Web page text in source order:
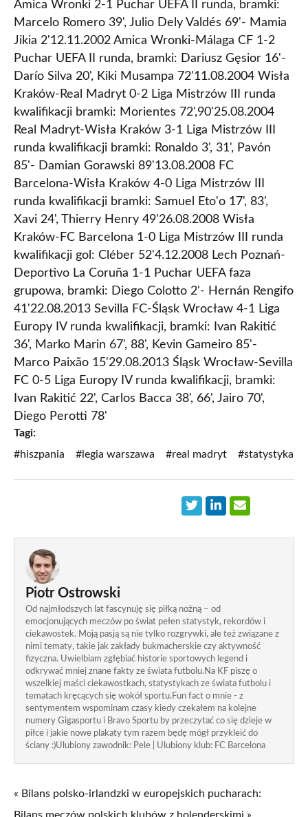
Amica Wronki 2-1 Puchar UEFA II runda, bramki:
Marcelo Romero 39', Julio Dely Valdés 69'- Mamia
Jikia 2'12.11.2002 Amica Wronki-Málaga CF 1-2
Puchar UEFA II runda, bramki: Dariusz Gęsior 16'-
Darío Silva 20', Kiki Musampa 72'11.08.2004 Wisła
Kraków-Real Madryt 0-2 Liga Mistrzów III runda
kwalifikacji bramki: Morientes 72',90'25.08.2004
Real Madryt-Wisła Kraków 3-1 Liga Mistrzów III
runda kwalifikacji bramki: Ronaldo 3', 31', Pavón
85'- Damian Gorawski 89'13.08.2008 FC
Barcelona-Wisła Kraków 4-0 Liga Mistrzów III
runda kwalifikacji bramki: Samuel Eto'o 17', 83',
Xavi 24', Thierry Henry 49'26.08.2008 Wisła
Kraków-FC Barcelona 1-0 Liga Mistrzów III runda
kwalifikacji gol: Cléber 52'4.12.2008 Lech Poznań-
Deportivo La Coruña 1-1 Puchar UEFA faza
grupowa, bramki: Diego Colotto 2'- Hernán Rengifo
41'22.08.2013 Sevilla FC-Śląsk Wrocław 4-1 Liga
Europy IV runda kwalifikacji, bramki: Ivan Rakitić
36', Marko Marin 67', 88', Kevin Gameiro 85'-
Marco Paixão 15'29.08.2013 Śląsk Wrocław-Sevilla
FC 0-5 Liga Europy IV runda kwalifikacji, bramki:
Ivan Rakitić 22', Carlos Bacca 38', 66', Jairo 70',
Diego Perotti 78'
Tagi:
#hiszpania
#legia warszawa #real madryt #statystyka
Piotr Ostrowski
Od najmłodszych lat fascynuję się piłką nożną – od
emocjonujących meczów po świat pełen statystyk, rekordów i
ciekawostek. Moją pasją są nie tylko rozgrywki, ale też związane z
nimi tematy, takie jak zakłady bukmacherskie czy aktywność
fizyczna. Uwielbiam zgłębiać historie sportowych legend i
odkrywać mniej znane fakty ze świata futbolu.Na KF piszę o
wszelkiej maści ciekawostkach, statystykach ze świata futbolu i
tematach kręcących się wokół sportu.Fun fact o mnie - z
sentymentem wspominam czasy kiedy czekałem na kolejne
numery Gigasportu i Bravo Sportu by przeczytać co się dzieje w
piłce i jakie nowe plakaty tym razem będę mógł przykleić do
ściany :)Ulubiony zawodnik: Pele | Ulubiony klub: FC Barcelona
« Bilans polsko-irlandzki w europejskich pucharach: